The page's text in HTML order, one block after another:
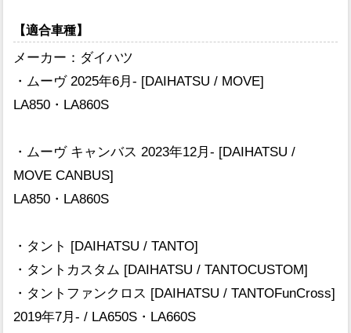
【適合車種】
メーカー：ダイハツ
・ムーヴ 2025年6月- [DAIHATSU / MOVE]
LA850・LA860S
・ムーヴ キャンバス 2023年12月- [DAIHATSU /
MOVE CANBUS]
LA850・LA860S
・タント [DAIHATSU / TANTO]
・タントカスタム [DAIHATSU / TANTOCUSTOM]
・タントファンクロス [DAIHATSU / TANTOFunCross]
2019年7月- / LA650S・LA660S